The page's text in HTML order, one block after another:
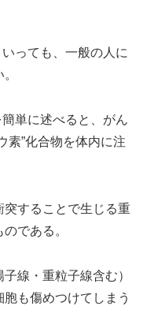
っても、一般の人に
単に述べると、がん
素”化合物を体内に注
することで生じる重
である。
線・重粒子線含む）
も傷めつけてしまう